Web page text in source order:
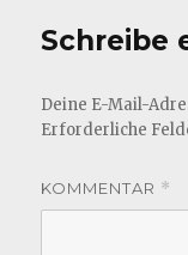
Schreibe
Deine E-Mail-
Erforderliche
KOMMENTAR *